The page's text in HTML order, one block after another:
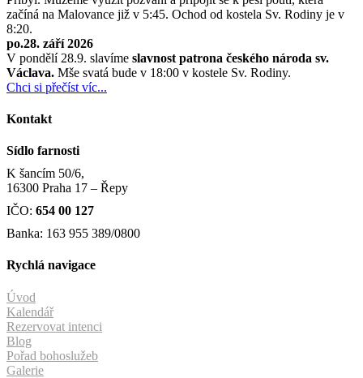
začíná na Malovance již v 5:45. Ochod od kostela Sv. Rodiny je v
8:20.
po.28. září 2026
V pondělí 28.9. slavíme slavnost patrona českého národa sv.
Václava. Mše svatá bude v 18:00 v kostele Sv. Rodiny.
Chci si přečíst víc...
Kontakt
Sídlo farnosti
K šancím 50/6,
16300 Praha 17 – Řepy
IČO: 654 00 127
Banka: 163 955 389/0800
Rychlá navigace
Úvod
Kalendář
Rezervovat intenci
Blog
Pořad bohoslužeb
Galerie